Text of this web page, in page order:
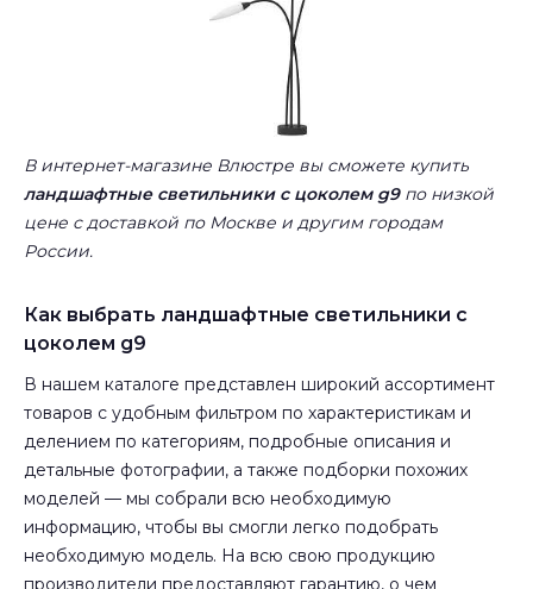
В интернет-магазине Влюстре вы сможете купить
ландшафтные светильники с цоколем g9по низкой
цене с доставкой по Москве и другим городам
России.
Как выбрать ландшафтные светильники с
цоколем g9
В нашем каталоге представлен широкий ассортимент
товаров с удобным фильтром по характеристикам и
делением по категориям, подробные описания и
детальные фотографии, а также подборки похожих
моделей — мы собрали всю необходимую
информацию, чтобы вы смогли легко подобрать
необходимую модель. На всю свою продукцию
производители предоставляют гарантию, о чем